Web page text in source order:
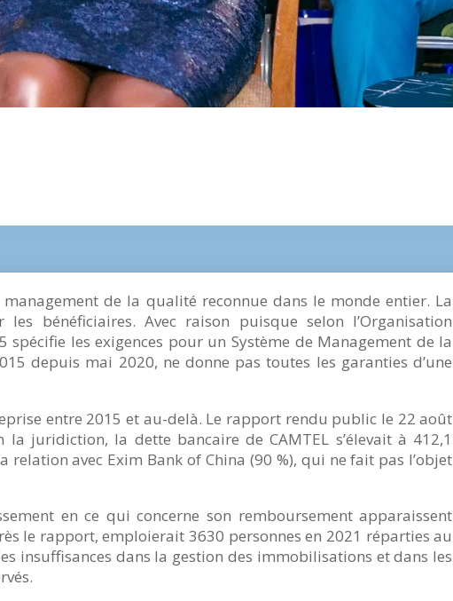
de la qualité reconnue dans le monde entier. La
bénéficiaires. Avec raison puisque selon l’Organisation
les exigences pour un Système de Management de la
depuis mai 2020, ne donne pas toutes les garanties d’une
entre 2015 et au-delà. Le rapport rendu public le 22 août
juridiction, la dette bancaire de CAMTEL s’élevait à 412,1
avec Exim Bank of China (90 %), qui ne fait pas l’objet
en ce qui concerne son remboursement apparaissent
le rapport, emploierait 3630 personnes en 2021 réparties au
insuffisances dans la gestion des immobilisations et dans les